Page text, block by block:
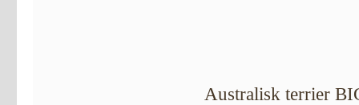
Australisk terrier